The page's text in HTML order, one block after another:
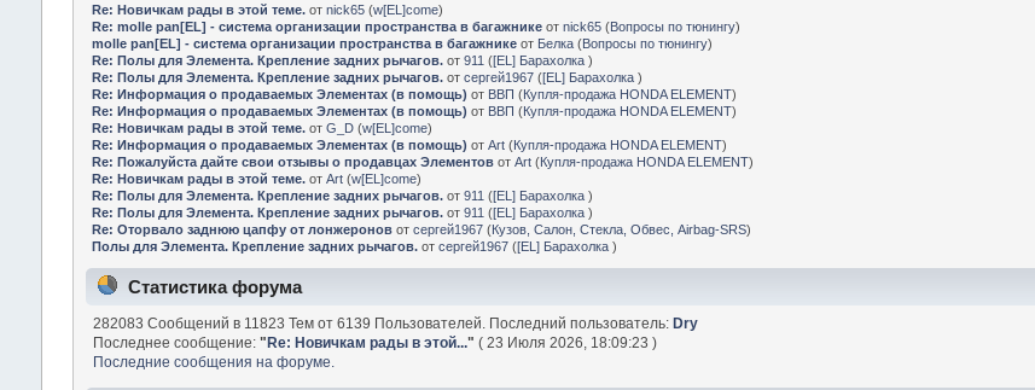
Re: Новичкам рады в этой теме. отnick65 (w[EL]come)
Re: molle pan[EL] - система организации пространства в багажнике отnick65 (Вопросы по тюнингу)
molle pan[EL] - система организации пространства в багажнике от Белка (Вопросы по тюнингу)
Re: Полы для Элемента. Крепление задних рычагов. от911 ([EL] Барахолка)
Re: Полы для Элемента. Крепление задних рычагов. отсергей1967 ([EL] Барахолка)
Re: Информация о продаваемых Элементах (в помощь) от ВВП (Купля-продажа HONDA ELEMENT)
Re: Информация о продаваемых Элементах (в помощь) от ВВП (Купля-продажа HONDA ELEMENT)
Re: Новичкам рады в этой теме. отG_D (w[EL]come)
Re: Информация о продаваемых Элементах (в помощь) отArt (Купля-продажа HONDA ELEMENT)
Re: Пожалуйста дайте свои отзывы о продавцах Элементов отArt (Купля-продажа HONDA ELEMENT)
Re: Новичкам рады в этой теме. отArt (w[EL]come)
Re: Полы для Элемента. Крепление задних рычагов. от911 ([EL] Барахолка)
Re: Полы для Элемента. Крепление задних рычагов. от911 ([EL] Барахолка)
Re: Оторвало заднюю цапфу от лонжеронов отсергей1967 (Кузов, Салон, Стекла, Обвес, Airbag-SRS)
Полы для Элемента. Крепление задних рычагов. отсергей1967 ([EL] Барахолка)
Статистика форума
282083 Сообщений в 11823 Тем от 6139 Пользователей. Последний пользователь: Dry
Последнее сообщение: " Re: Новичкам рады в этой..." ( 23 Июля 2026, 18:09:23 )
Последние сообщения на форуме.